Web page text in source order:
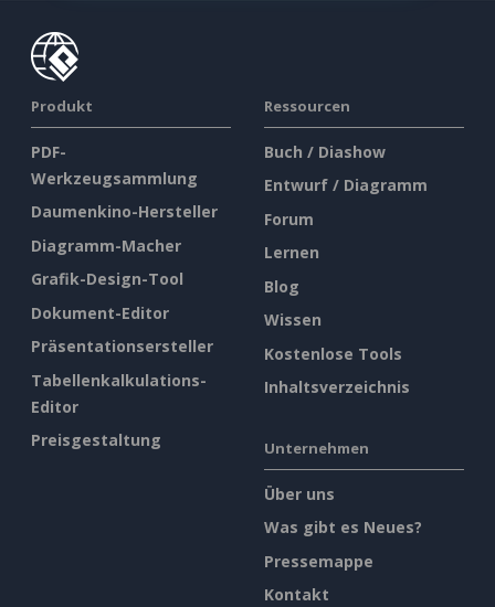
Produkt
PDF-
Werkzeugsammlung
Daumenkino-Hersteller
Diagramm-Macher
Grafik-Design-Tool
Dokument-Editor
Präsentationsersteller
Tabellenkalkulations-
Editor
Preisgestaltung
Ressourcen
Buch / Diashow
Entwurf / Diagramm
Forum
Lernen
Blog
Wissen
Kostenlose Tools
Inhaltsverzeichnis
Unternehmen
Über uns
Was gibt es Neues?
Pressemappe
Kontakt